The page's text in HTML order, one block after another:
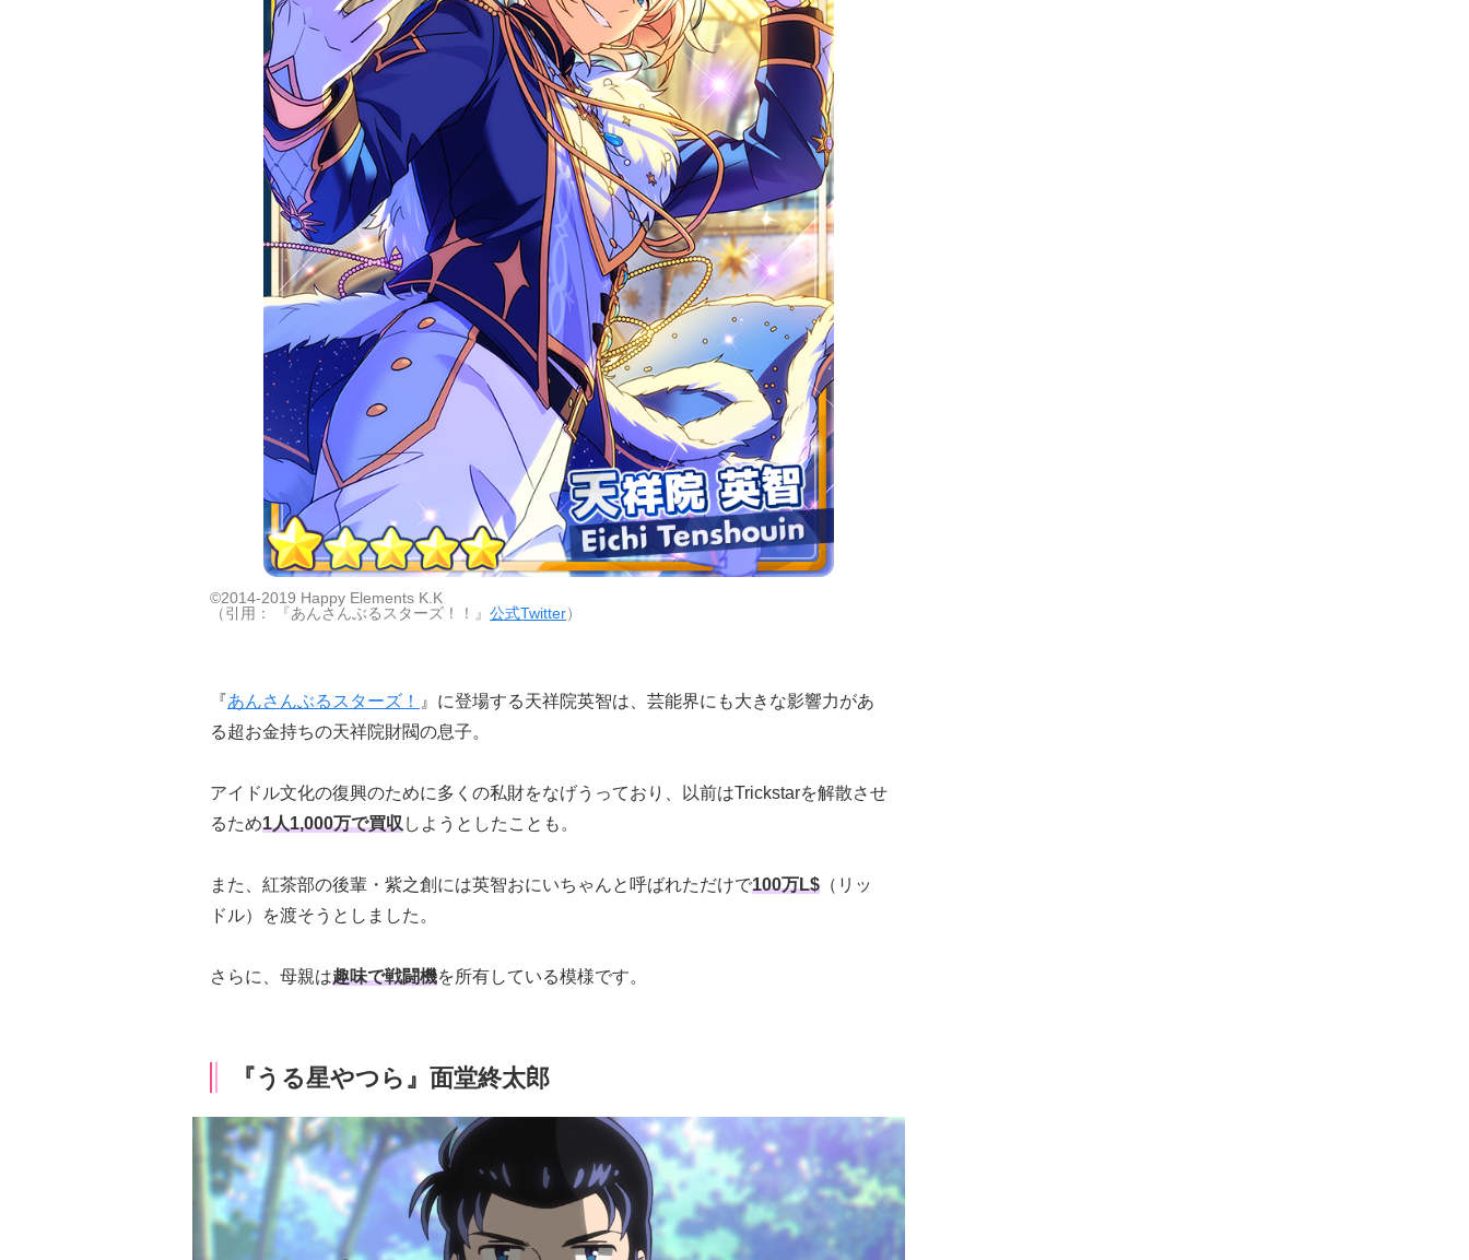
©2014-2019 Happy Elements K.K
（引用： 『あんさんぶるスターズ！！』 公式Twitter）
『あんさんぶるスターズ！
』に登場する天祥院英智は、芸能界にも大きな影響力があ
る超お金持ちの天祥院財閥の息子。
アイドル文化の復興のために多くの私財をなげうっており、以前はTrickstarを解散させ
るため1人1,000万で買収しようとしたことも。
また、紅茶部の後輩・紫之創には英智おにいちゃんと呼ばれただけで100万L$ （リッ
ドル）を渡そうとしました。
さらに、母親は趣味で戦闘機を所有している模様です。
『うる星やつら』面堂終太郎